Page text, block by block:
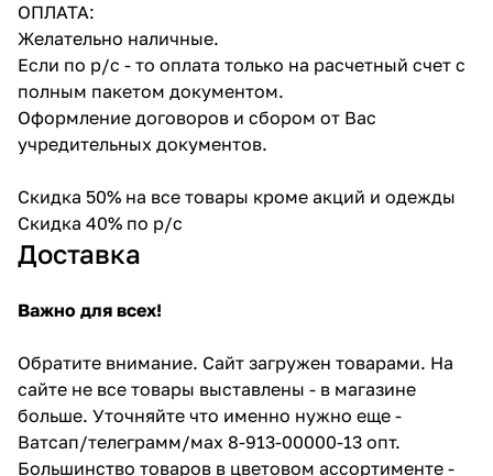
ОПЛАТА:
Желательно наличные.
Если по р/с - то оплата только на расчетный счет с
полным пакетом документом.
Оформление договоров и сбором от Вас
учредительных документов.
Скидка 50% на все товары кроме акций и одежды
Скидка 40% по р/с
Доставка
Важно для всех!
Обратите внимание. Сайт загружен товарами. На
сайте не все товары выставлены - в магазине
больше. Уточняйте что именно нужно еще -
Ватсап/телеграмм/мах 8-913-00000-13 опт.
Большинство товаров в цветовом ассортименте -